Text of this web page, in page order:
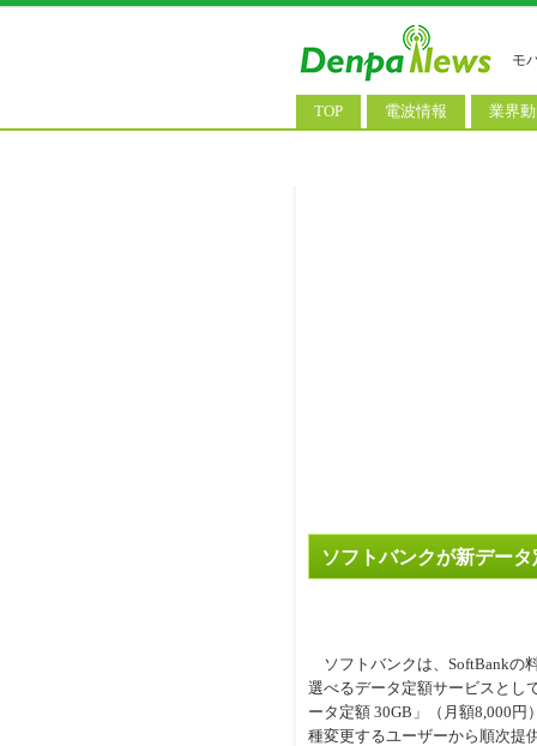
モ
TOP 電波情報 業界
ソフトバンクが新デー
ソフトバンクは、SoftBankの
選べるデータ定額サービスとし
ータ定額 30GB」（月額8,000
種変更するユーザーから順次提